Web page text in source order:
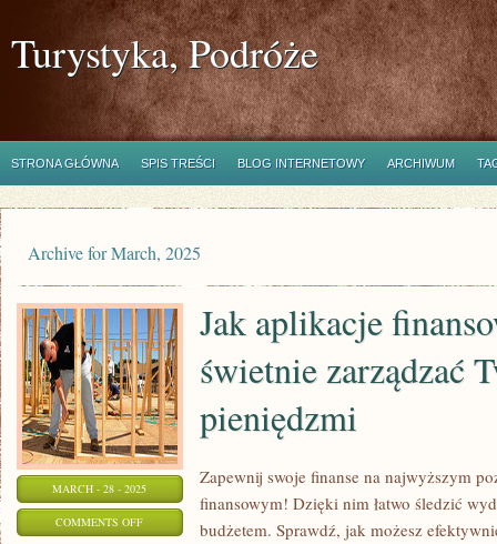
Turystyka, Podróże
STRONA GŁÓWNA SPIS TREŚCI BLOG INTERNETOWY ARCHIWUM
Archive for March, 2025
MARCH - 28 - 2025
COMMENTS OFFON
Jak aplikacje
świetnie zarządzać
pieniędzmi
Zapewnij swoje finanse na najwyższym
finansowym! Dzięki nim łatwo śledzić
budżetem. Sprawdź, jak możesz